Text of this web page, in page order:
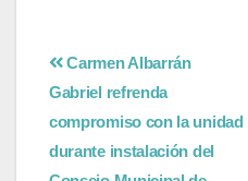
Carmen Albarrán
Gabriel refrenda
compromiso con la unidad
durante instalación del